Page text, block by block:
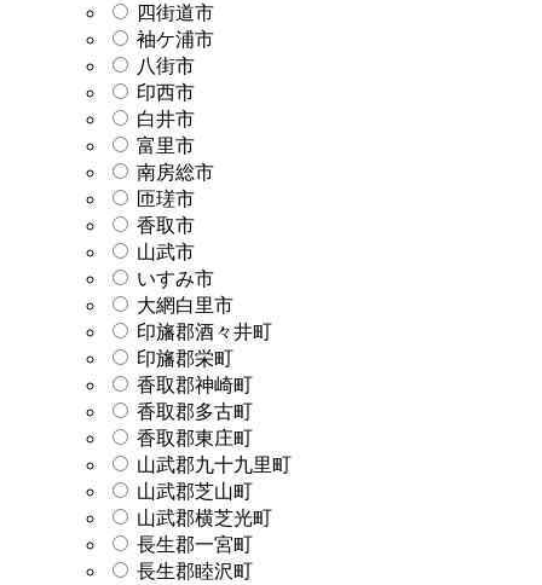
四街道市
袖ケ浦市
八街市
印西市
白井市
富里市
南房総市
匝瑳市
香取市
山武市
いすみ市
大網白里市
印旛郡酒々井町
印旛郡栄町
香取郡神崎町
香取郡多古町
香取郡東庄町
山武郡九十九里町
山武郡芝山町
山武郡横芝光町
長生郡一宮町
長生郡睦沢町